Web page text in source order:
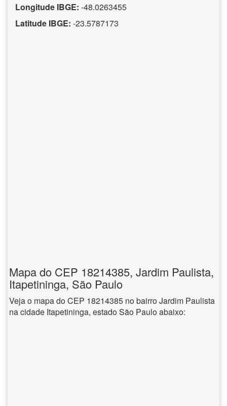
Longitude IBGE: -48.0263455
Latitude IBGE: -23.5787173
Mapa do CEP 18214385, Jardim Paulista,
Itapetininga, São Paulo
Veja o mapa do CEP 18214385 no bairro Jardim Paulista
na cidade Itapetininga, estado São Paulo abaixo: